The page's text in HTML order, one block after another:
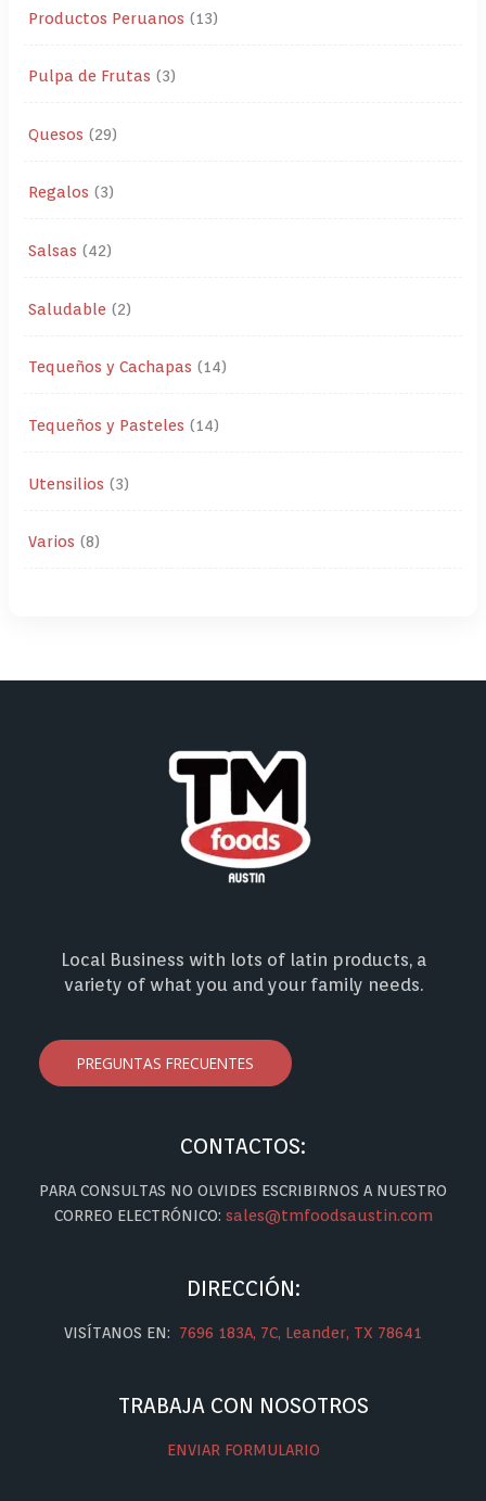
Productos Peruanos 13
Pulpa de Frutas 3
Quesos 29
Regalos 3
Salsas 42
Saludable 2
Tequeños y Cachapas 14
Tequeños y Pasteles 14
Utensilios 3
Varios 8
Local Business with lots of latin products, a
variety of what you and your family needs.
PREGUNTAS FRECUENTES
CONTACTOS:
PARA CONSULTAS NO OLVIDES ESCRIBIRNOS A NUESTRO
CORREO ELECTRÓNICO: sales@tmfoodsaustin.com
DIRECCIÓN:
VISÍTANOS EN: 7696 183A, 7C, Leander, TX 78641
TRABAJA CON NOSOTROS
ENVIAR FORMULARIO